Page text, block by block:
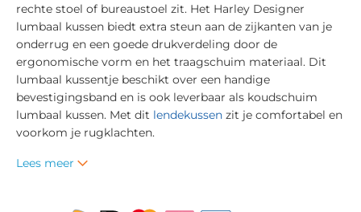
rechte stoel of bureaustoel zit. Het Harley Designer
lumbaal kussen biedt extra steun aan de zijkanten van je
onderrug en een goede drukverdeling door de
ergonomische vorm en het traagschuim materiaal. Dit
lumbaal kussentje beschikt over een handige
bevestigingsband en is ook leverbaar als koudschuim
lumbaal kussen. Met dit lendekussen zit je comfortabel en
voorkom je rugklachten.
Lees meer